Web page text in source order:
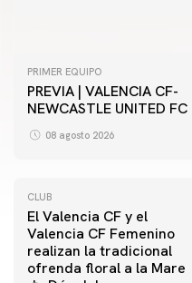
PRIMER EQUIPO
PREVIA | VALENCIA CF-
NEWCASTLE UNITED FC
08 agosto 2026
CLUB
El Valencia CF y el
Valencia CF Femenino
realizan la tradicional
ofrenda floral a la Mare